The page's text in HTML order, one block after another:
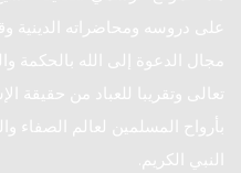
على دروسه ومحاضراته الدينية
مجال الدعوة إلى الله بالحكمة
تعالى وتقريبا للعباد من حقيقة
بأرواح المسلمين لعالم الصفاء
النبي الكريم.